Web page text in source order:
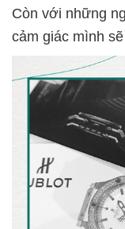
Còn với những
cảm giác mình